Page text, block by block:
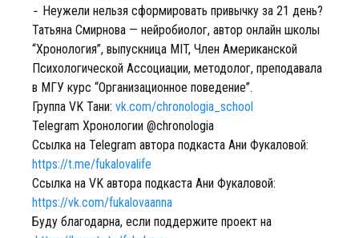
⁃ Неужели нельзя сформировать привычку за 21 день?
Татьяна Смирнова — нейробиолог, автор онлайн школы
“Хронология”, выпускница MIT, Член Американской
Психологической Ассоциации, методолог, преподавала
в МГУ курс “Организационное поведение”.
Группа VK Тани: vk.com/chronologia_school
Telegram Хронологии @chronologia
Ссылка на Telegram автора подкаста Ани Фукаловой:
https://t.me/fukalovalife
Ссылка на VK автора подкаста Ани Фукаловой:
https://vk.com/fukalovaanna
Буду благодарна, если поддержите проект на